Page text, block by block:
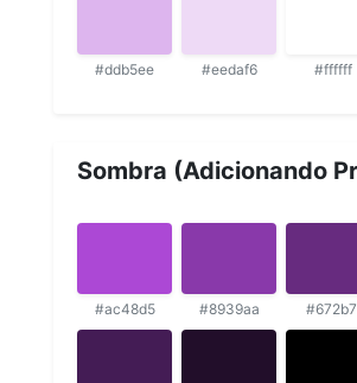
#ddb5ee #eedaf6 #ffffff
Sombra (Adicionando
#ac48d5 #8939aa